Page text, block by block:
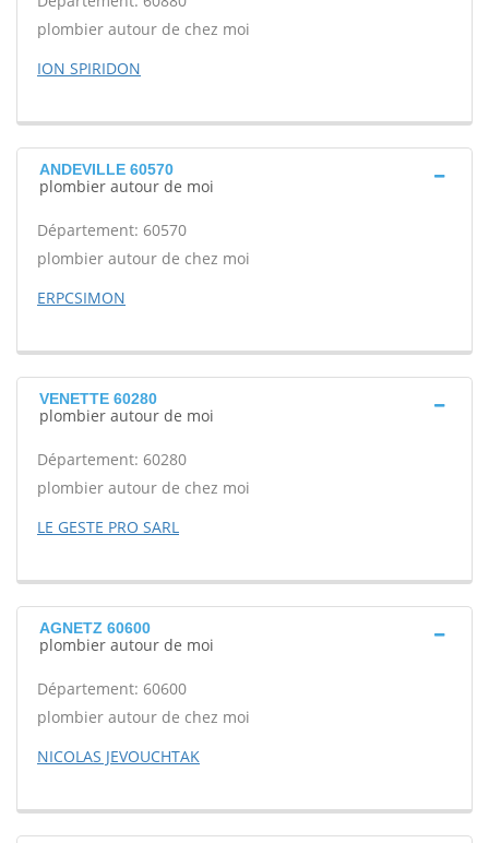
plombier autour de chez moi
ION SPIRIDON
ANDEVILLE 60570
plombier autour de moi
Département: 60570
plombier autour de chez moi
ERPCSIMON
VENETTE 60280
plombier autour de moi
Département: 60280
plombier autour de chez moi
LE GESTE PRO SARL
AGNETZ 60600
plombier autour de moi
Département: 60600
plombier autour de chez moi
NICOLAS JEVOUCHTAK